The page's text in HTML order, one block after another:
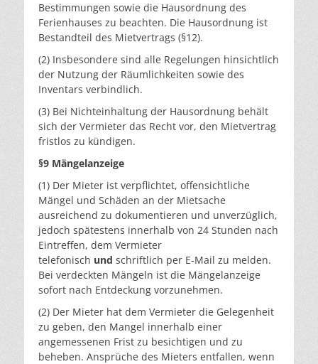
Bestimmungen sowie die Hausordnung des
Ferienhauses zu beachten. Die Hausordnung ist
Bestandteil des Mietvertrags (§12).
(2) Insbesondere sind alle Regelungen hinsichtlich
der Nutzung der Räumlichkeiten sowie des
Inventars verbindlich.
(3) Bei Nichteinhaltung der Hausordnung behält
sich der Vermieter das Recht vor, den Mietvertrag
fristlos zu kündigen.
§9 Mängelanzeige
(1) Der Mieter ist verpflichtet, offensichtliche
Mängel und Schäden an der Mietsache
ausreichend zu dokumentieren und unverzüglich,
jedoch spätestens innerhalb von 24 Stunden nach
Eintreffen, dem Vermieter
telefonisch und schriftlich per E-Mail zu melden.
Bei verdeckten Mängeln ist die Mängelanzeige
sofort nach Entdeckung vorzunehmen.
(2) Der Mieter hat dem Vermieter die Gelegenheit
zu geben, den Mangel innerhalb einer
angemessenen Frist zu besichtigen und zu
beheben. Ansprüche des Mieters entfallen, wenn